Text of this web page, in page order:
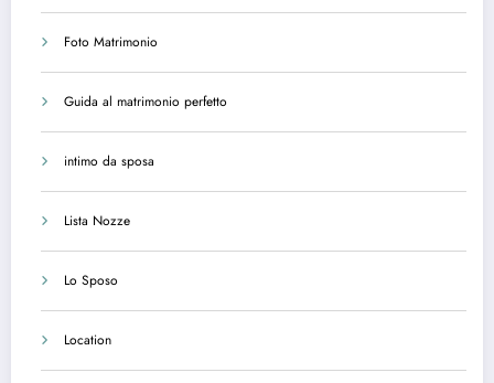
Foto Matrimonio
Guida al matrimonio perfetto
intimo da sposa
Lista Nozze
Lo Sposo
Location